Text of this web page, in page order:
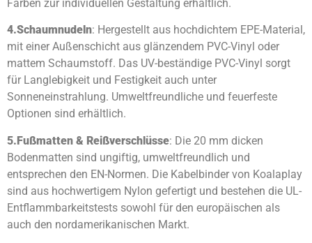
Farben zur individuellen Gestaltung erhältlich.
4.Schaumnudeln: Hergestellt aus hochdichtem EPE-Material,
mit einer Außenschicht aus glänzendem PVC-Vinyl oder
mattem Schaumstoff. Das UV-beständige PVC-Vinyl sorgt
für Langlebigkeit und Festigkeit auch unter
Sonneneinstrahlung. Umweltfreundliche und feuerfeste
Optionen sind erhältlich.
5.Fußmatten & Reißverschlüsse: Die 20 mm dicken
Bodenmatten sind ungiftig, umweltfreundlich und
entsprechen den EN-Normen. Die Kabelbinder von Koalaplay
sind aus hochwertigem Nylon gefertigt und bestehen die UL-
Entflammbarkeitstests sowohl für den europäischen als
auch den nordamerikanischen Markt.